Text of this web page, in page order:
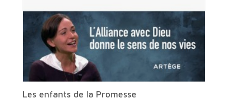
Les enfants de la Promesse